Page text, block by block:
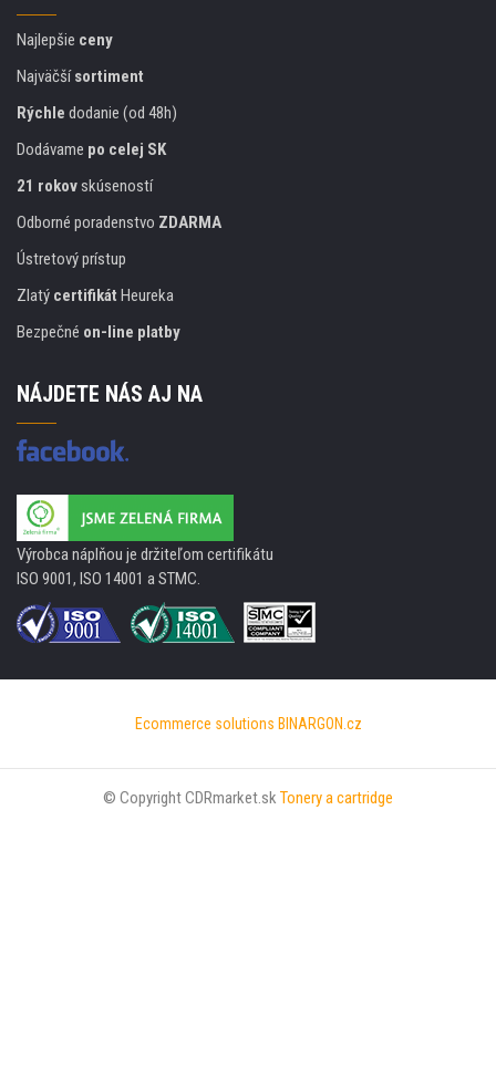
Najlepšie ceny
Najväčšísortiment
Rýchle dodanie (od 48h)
Dodávame po celej SK
21 rokovskúseností
Odborné poradenstvo ZDARMA
Ústretový prístup
Zlatý certifikát Heureka
Bezpečné on-line platby
NÁJDETE NÁS AJ NA
Výrobca náplňou je držiteľom certifikátu
ISO 9001, ISO 14001 a STMC.
Ecommerce solutions BINARGON.cz
© Copyright CDRmarket.sk Tonery a cartridge